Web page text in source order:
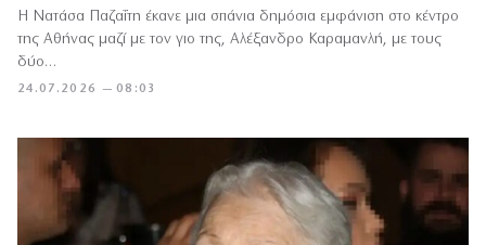
24.07.2026 — 08:03
Η Νατάσα Παζαΐτη έκανε μια σπάνια δημόσια εμφάνιση στο κέντρο
της Αθήνας μαζί με τον γιο της, Αλέξανδρο Καραμανλή, με τους
δύο…